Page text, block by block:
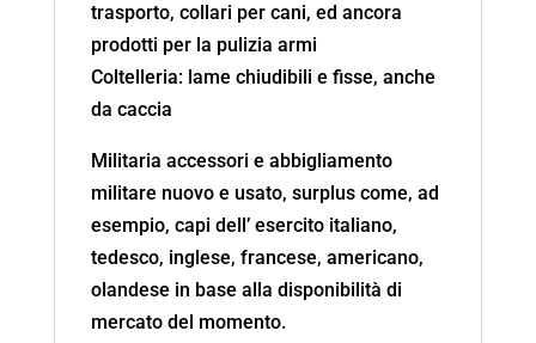
trasporto, collari per cani, ed ancora
prodotti per la pulizia armi
Coltelleria: lame chiudibili e fisse, anche
da caccia
Militaria accessori e abbigliamento
militare nuovo e usato, surplus come, ad
esempio, capi dell’ esercito italiano,
tedesco, inglese, francese, americano,
olandese in base alla disponibilità di
mercato del momento.